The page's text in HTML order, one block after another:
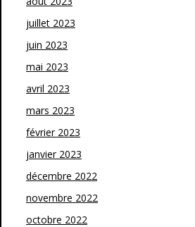
juillet 2023
juin 2023
mai 2023
avril 2023
mars 2023
février 2023
janvier 2023
décembre 2022
novembre 2022
octobre 2022